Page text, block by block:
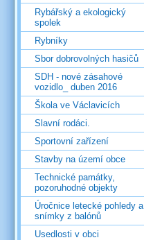
Rybářský a ekologický
spolek
Rybníky
Sbor dobrovolných hasičů
SDH - nové zásahové
vozidlo_ duben 2016
Škola ve Václavicích
Slavní rodáci.
Sportovní zařízení
Stavby na území obce
Technické památky,
pozoruhodné objekty
Úročnice letecké pohledy a
snímky z balónů
Usedlosti v obci